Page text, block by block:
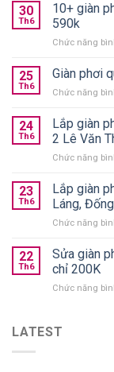
30
Th6
10+ giàn
590k
Chức năng
25
Th6
Giàn phơi
Chức năng
24
Th6
Lắp giàn
2 Lê Văn
Chức năng
23
Th6
Lắp giàn
Láng,
Chức năng
22
Th6
Sửa giàn
chỉ 200K
Chức năng
LATEST